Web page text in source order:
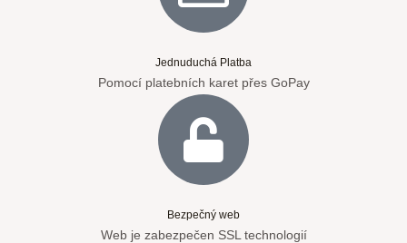
Jednuduchá Platba
Pomocí platebních karet přes GoPay
Bezpečný web
Web je zabezpečen SSL technologií